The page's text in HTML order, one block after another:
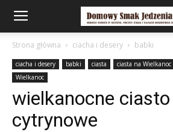
Strona główna ciacha i desery babki
ciacha i desery babki ciasta ciasta na Wielkanoc
Wielkanoc
wielkanocne ciasto
cytrynowe